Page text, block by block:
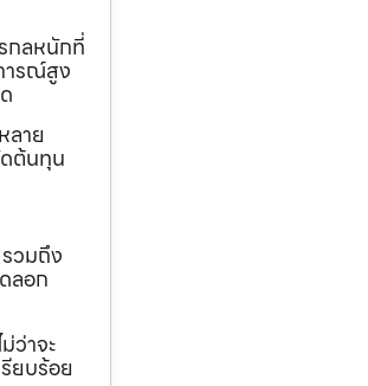
กลหนักที่
ารณ์สูง
ลาย
ต้นทุน
วมถึง
ลอก
ว่าจะ
ยบร้อย